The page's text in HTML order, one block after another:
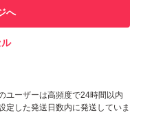
取引実績があります
ユーザーは高頻度で24時間以内
定した発送日数内に発送していま
へ